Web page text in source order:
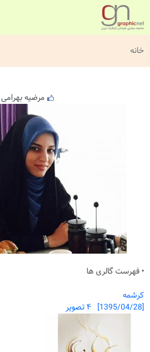
خانه
مرضیه
• فهرست گالری ها
کرشمه
[1395/04/28] ۴ تصویر